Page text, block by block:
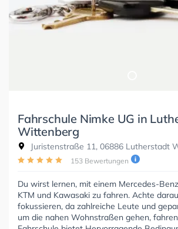
Fahrschule Nimke UG in
Wittenberg
Juristenstraße 11, 06886 Lutherstadt
153 Bewertungen
Du wirst lernen, mit einem Mercedes-
KTM und Kawasaki zu fahren. Achte
fokussieren, da zahlreiche Leute und
um die nahen Wohnstraßen gehen,